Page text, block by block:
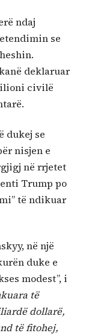
ndaj
se
deklaruar
civilë
dukej se
nisjen e
në rrjetet
Trump po
të ndikuar
në një
duke e
modest”, i
të
dollarë,
të fitohej,